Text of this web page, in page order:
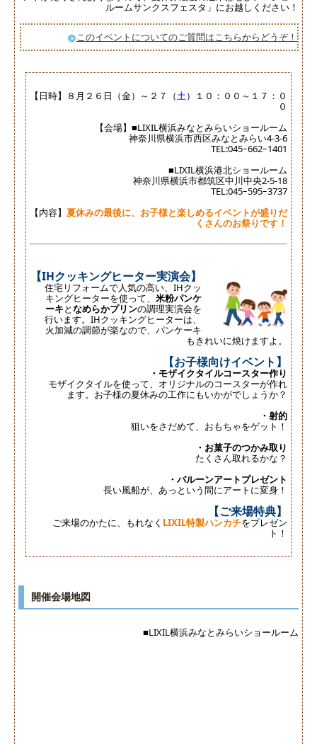
ルームサンクスフェスタ」にお越しください！
このイベントについてのご質問はこちらからどうぞ！
【日時】８月２６日（金）～２７（土）１０：００～１７：０
０
【会場】■LIXIL横浜みなとみらいショールーム
神奈川県横浜市西区みなとみらい4-3-6
TEL:045ｰ662ｰ1401
■LIXIL横浜港北ショールーム
神奈川県横浜市都筑区中川中央2-5-18
TEL:045ｰ595ｰ3737
【内容】 夏休みの最後に、お子様と楽しめるイベントが盛りだ
くさんのお祭りです！
【IHクッキングヒーター実演会】
住宅リフォームで人気の高い、IHクッ
キングヒーターを使って、 米粉パンケ
ーキとなめらかプリンの調理実演会を
行います。IHクッキングヒーターは、
火加減の調節が楽なので、パンケーキ
もきれいに焼けますよ。
【お子様向けイベント】
・モザイクタイルコースター作り
モザイクタイルを使って、オリジナルのコースターが作れ
ます。お子様の夏休みの工作にもいかがでしょうか？
・射的
狙いをさだめて、おもちゃをゲット！
・お菓子のつかみ取り
たくさん取れるかな？
・バルーンアートプレゼント
長い風船が、あっという間にアートに変身！
【ご来場特典】
ご来場のかたに、もれなく LIXIL特製ハンカチをプレゼン
ト！
開催会場地図
■LIXIL横浜みなとみらいショールーム